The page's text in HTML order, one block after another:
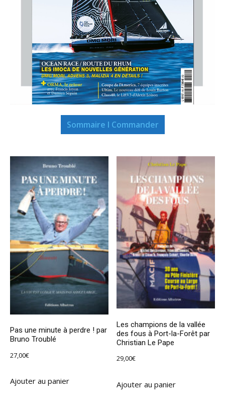
Sommaire I Commander
Pas une minute à perdre ! par
Bruno Troublé
27,00€
Ajouter au panier
Les champions de la vallée
des fous à Port-la-Forêt par
Christian Le Pape
29,00€
Ajouter au panier